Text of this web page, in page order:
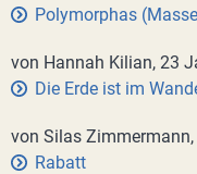
Polymorphas
von Hannah Kilian, 23
Die Erde ist im
von Silas
Rabatt